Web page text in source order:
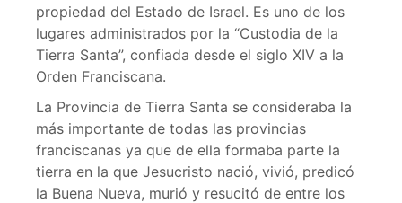
propiedad del Estado de Israel. Es uno de los
lugares administrados por la “Custodia de la
Tierra Santa”, confiada desde el siglo XIV a la
Orden Franciscana.
La Provincia de Tierra Santa se consideraba la
más importante de todas las provincias
franciscanas ya que de ella formaba parte la
tierra en la que Jesucristo nació, vivió, predicó
la Buena Nueva, murió y resucitó de entre los